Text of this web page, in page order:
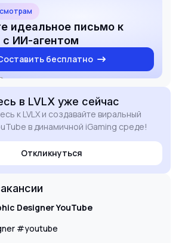
professional who values deadlines
teamwork. I look forward to the
how my skills in visual
performance-driven design can
YouTube expansion.
идеальное письмо к
с ИИ-агентом
бесплатно
в LVLX уже сейчас
к LVLX и создавайте виральный
в динамичной iGaming среде!
Откликнуться
Designer YouTube
#youtube